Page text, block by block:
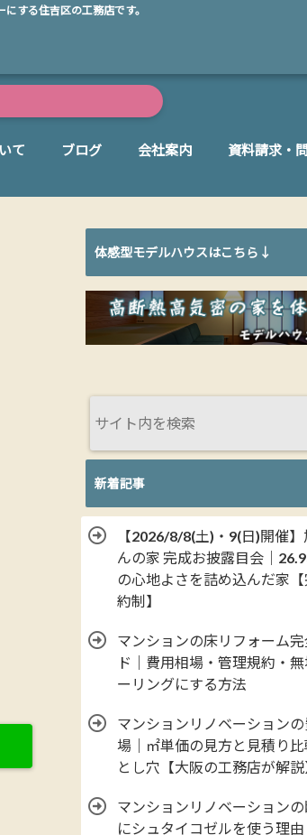
する住吉区の工務店です。
て ブログ 会社案内 資料請求・
体感型モデルハウスはこちら↓
新着記事
【2026/8/8(土)・9(日)開催
んの家 完成お披露目会｜
の心地よさを詰め込んだ家
約制】
マンションの床リフォーム完
ド｜費用相場・管理規約・
ーリングにする方法
マンションリノベーション
場｜㎡単価の見方と見積り
とし穴【大阪の工務店が解説
マンションリノベーション
にシュタイコゼルを使う理